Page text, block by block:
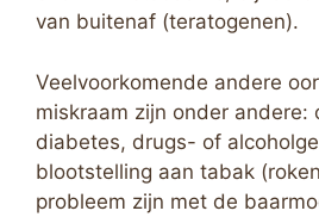
van buitenaf (teratogenen).
Veelvoorkomende andere
miskraam zijn onder andere:
diabetes, drugs- of
blootstelling aan tabak
probleem zijn met de